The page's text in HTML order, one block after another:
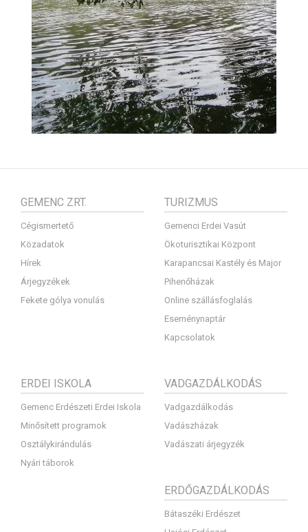
GEMENC ZRT.
Cégismertető
Közadatok
Hírek
Árjegyzékek
Fekete gólya vonulás
TURIZMUS
Gemenci Erdei Vasút
Ökoturisztikai Központ
Karapancsai Kastély és Major
Pihenőházak
Online szállásfoglalás
Eseménynaptár
Kapcsolatok
ERDEI ISKOLA
Gemenc Erdészeti Erdei Iskola
Minősített programok
Osztálykirándulás
Nyári táborok
VADGAZDÁLKODÁS
Vadgazdálkodás
Vadászházak
Vadászati árjegyzék
ERDŐGAZDÁLKODÁS
Bátaszéki Erdészet